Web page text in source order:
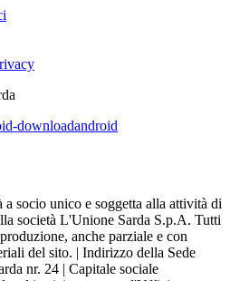
android
socio unico e soggetta alla attività di
società L'Unione Sarda S.p.A. Tutti
anche parziale e con
del sito. | Indirizzo della Sede
nr. 24 | Capitale sociale